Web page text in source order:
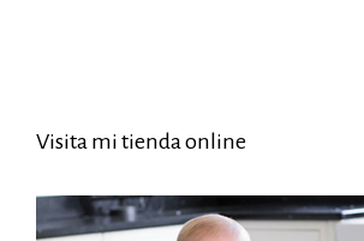
Visita mi tienda online